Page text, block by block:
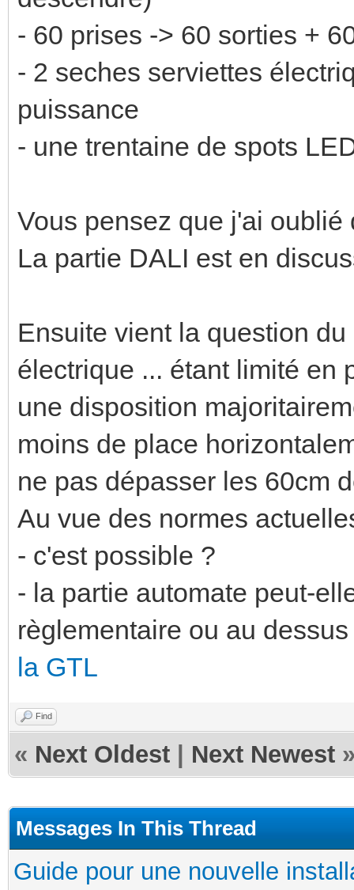
- 60 prises -> 60 sorties +
- 2 seches serviettes
puissance
- une trentaine de spots
Vous pensez que j'ai oublié
La partie DALI est en
Ensuite vient la question
électrique ... étant limité en
une disposition
moins de place
ne pas dépasser les 60cm
Au vue des normes
- c'est possible ?
- la partie automate peut-
règlementaire ou au
la GTL
Find
« Next Oldest Next Newest
Messages In This Thread
Guide pour une nouvelle